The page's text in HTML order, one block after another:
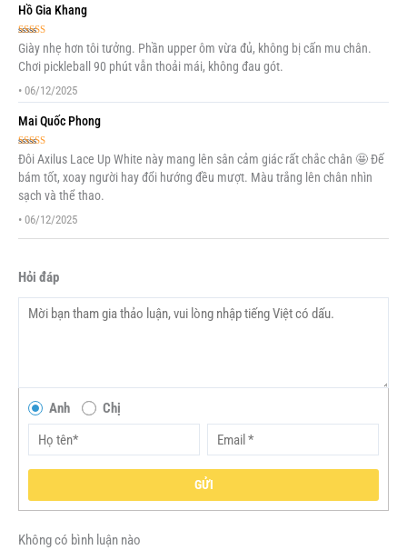
Hồ Gia Khang
Được xếp
hạng 55 sao
Giày nhẹ hơn tôi tưởng. Phần upper ôm vừa đủ, không bị cấn mu chân.
Chơi pickleball 90 phút vẫn thoải mái, không đau gót.
• 06/12/2025
Mai Quốc Phong
Được xếp
hạng55 sao
Đôi Axilus Lace Up White này mang lên sân cảm giác rất chắc chân 🤩 Đế
bám tốt, xoay người hay đổi hướng đều mượt. Màu trắng lên chân nhìn
sạch và thể thao.
• 06/12/2025
Hỏi đáp
Anh Chị
GỬI
Không có bình luận nào